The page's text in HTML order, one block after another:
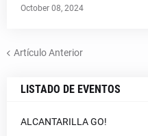
October 08, 2024
Artículo Anterior
LISTADO DE EVENTOS
ALCANTARILLA GO!